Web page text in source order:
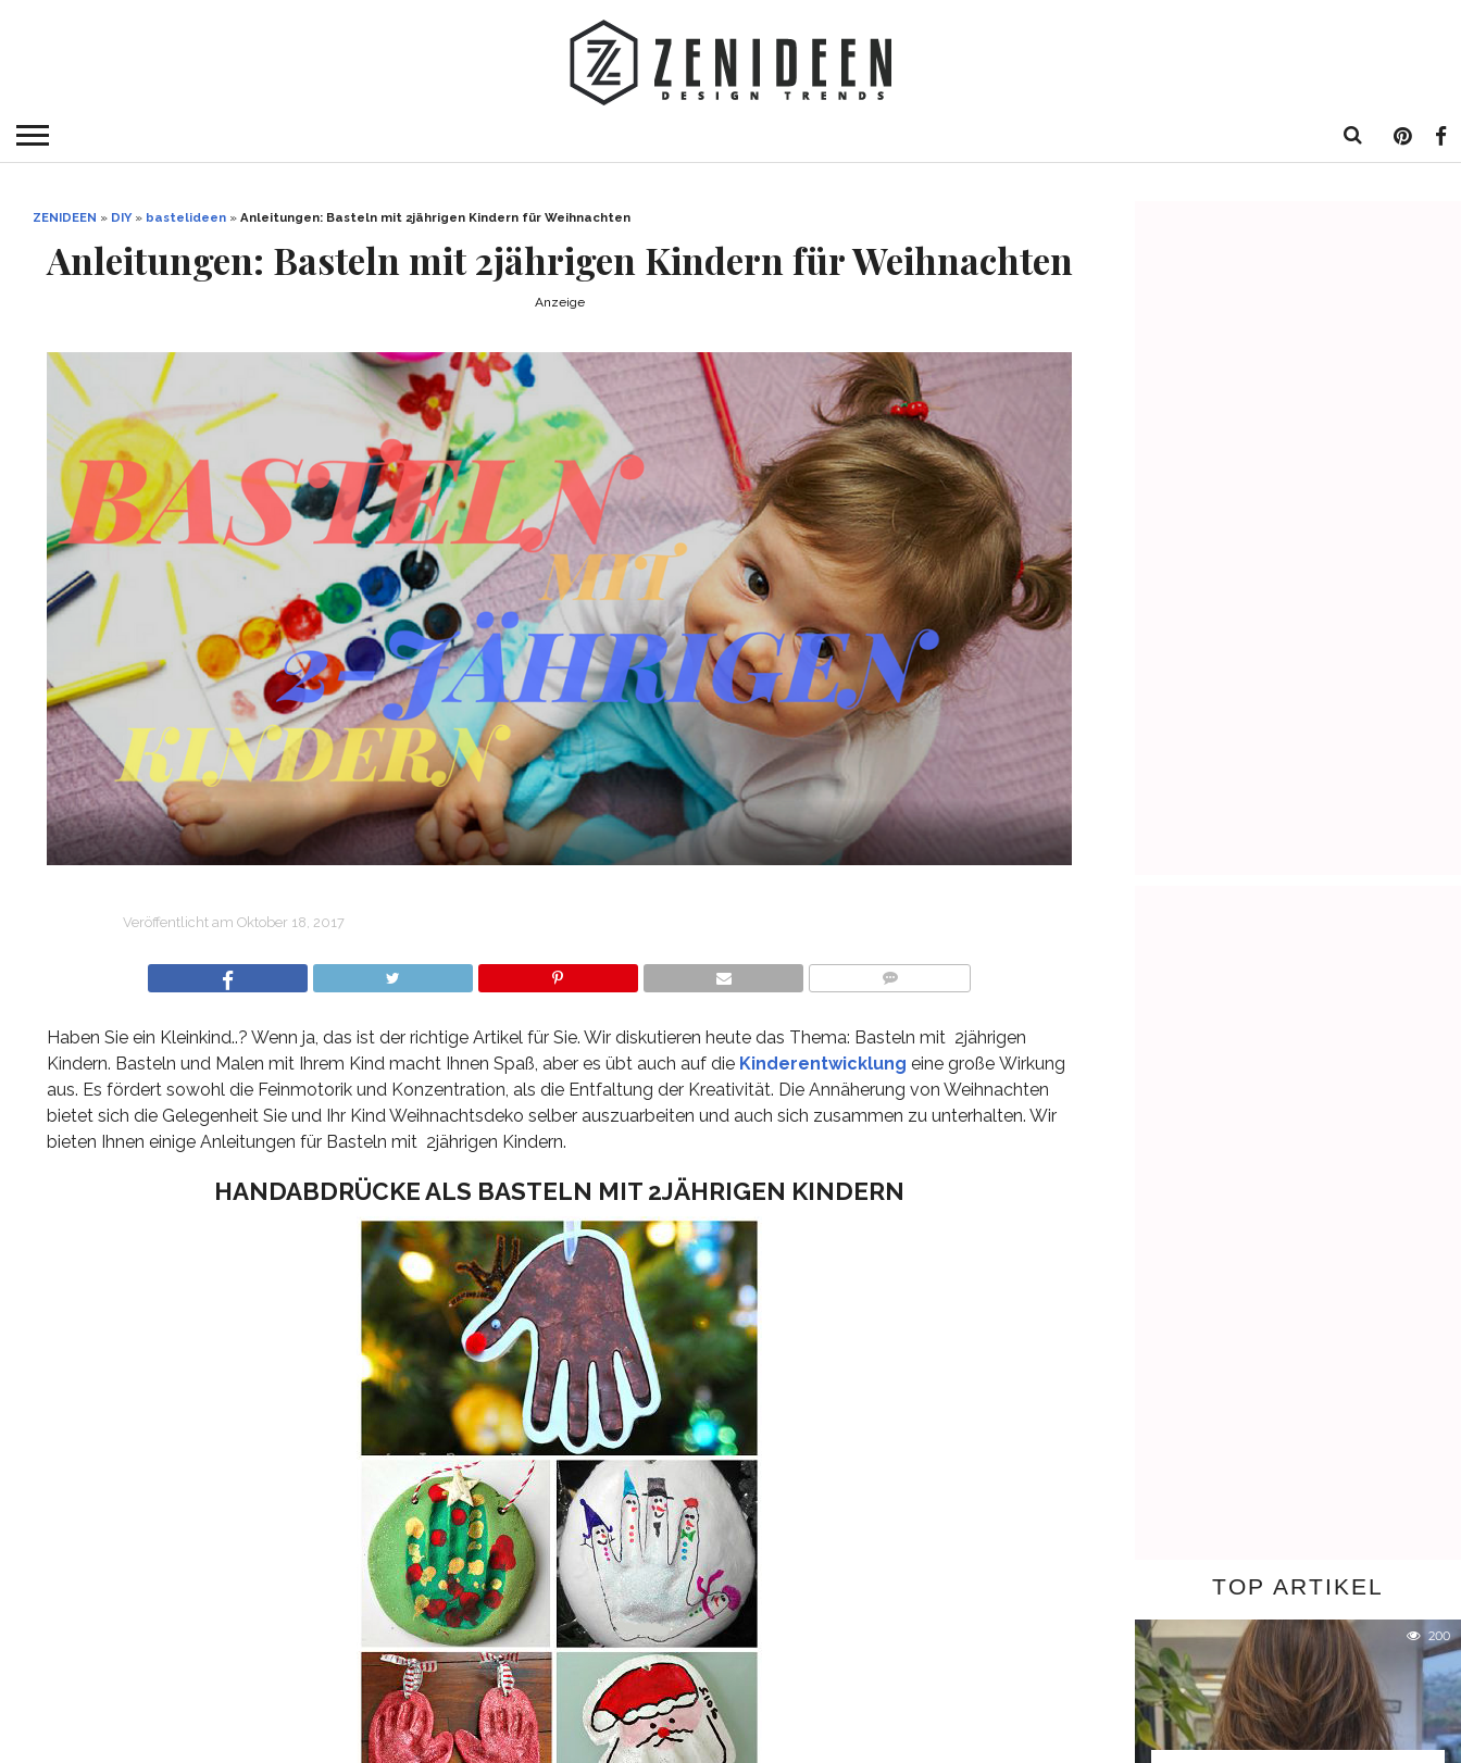
ZENIDEEN » DIY» bastelideen » Anleitungen: Basteln mit 2jährigen Kindern für Weihnachten
Anleitungen: Basteln mit 2jährigen Kindern für Weihnachten
Anzeige
Veröffentlicht am Oktober 18, 2017
Haben Sie ein Kleinkind..? Wenn ja, das ist der richtige Artikel für Sie. Wir diskutieren heute das Thema: Basteln mit 2jährigen
Kindern. Basteln und Malen mit Ihrem Kind macht Ihnen Spaß, aber es übt auch auf die Kinderentwicklung eine große Wirkung
aus. Es fördert sowohl die Feinmotorik und Konzentration, als die Entfaltung der Kreativität. Die Annäherung von Weihnachten
bietet sich die Gelegenheit Sie und Ihr Kind Weihnachtsdeko selber auszuarbeiten und auch sich zusammen zu unterhalten. Wir
bieten Ihnen einige Anleitungen für Basteln mit 2jährigen Kindern.
HANDABDRÜCKE ALS BASTELN MIT 2JÄHRIGEN KINDERN
TOP ARTIKEL
200